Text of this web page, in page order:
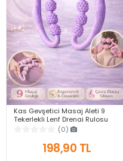
Kas Gevşetici Masaj Aleti 9
Tekerlekli Lenf Drenaj Rulosu
Gevşetici Ayarlanabilir Bacak
(0)
198,90 TL